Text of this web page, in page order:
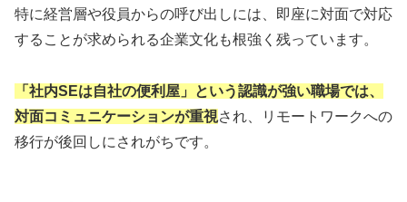
特に経営層や役員からの呼び出しには、即座に対面で対応
することが求められる企業文化も根強く残っています。
「社内SEは自社の便利屋」という認識が強い職場では、
対面コミュニケーションが重視され、リモートワークへの
移行が後回しにされがちです。